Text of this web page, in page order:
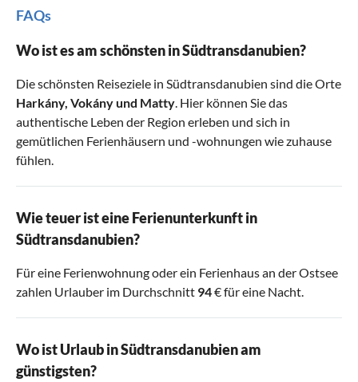
FAQs
Wo ist es am schönsten in Südtransdanubien?
Die schönsten Reiseziele in Südtransdanubien sind die Orte
Harkány, Vokányund Matty. Hier können Sie das
authentische Leben der Region erleben und sich in
gemütlichen Ferienhäusern und -wohnungen wie zuhause
fühlen.
Wie teuer ist eine Ferienunterkunft in
Südtransdanubien?
Für eine Ferienwohnung oder ein Ferienhaus an der Ostsee
zahlen Urlauber im Durchschnitt 94€ für eine Nacht.
Wo ist Urlaub in Südtransdanubien am
günstigsten?